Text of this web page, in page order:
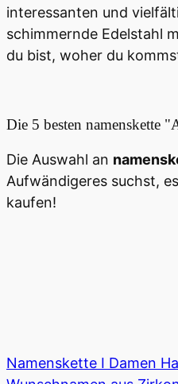
interessanten und
schimmernde Edelstahl
du bist, woher du
Die 5 besten namenskette
Die Auswahl an
Aufwändigeres suchst,
kaufen!
Namenskette I Damen